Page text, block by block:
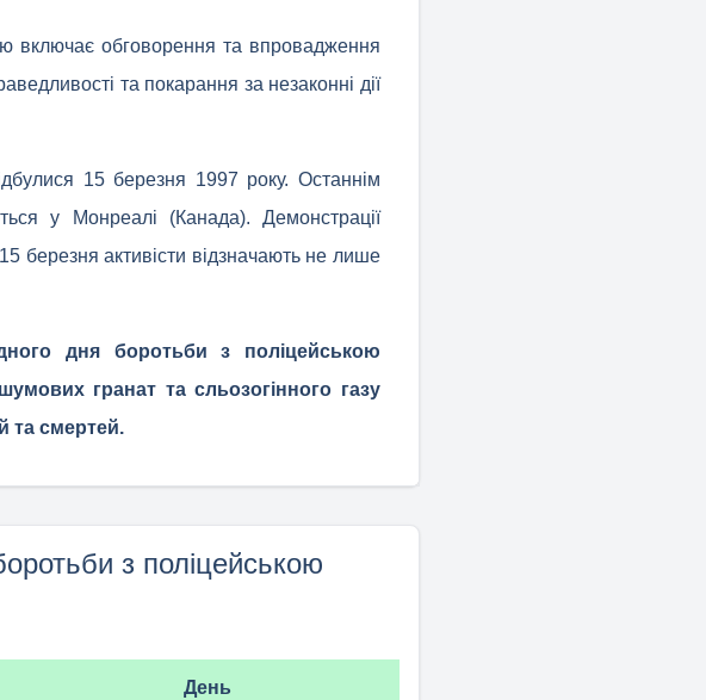
включає обговорення та впровадження
та покарання за незаконні дії
15 березня 1997 року. Останнім
у Монреалі (Канада). Демонстрації
березня активісти відзначають не лише
дня боротьби з поліцейською
гранат та сльозогінного газу
та смертей.
з поліцейською
День